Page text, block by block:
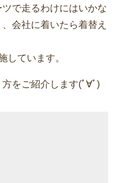
で走るわけにはいかな
会社に着いたら着替え
しています。
をご紹介します(ﾟ∀ﾟ)